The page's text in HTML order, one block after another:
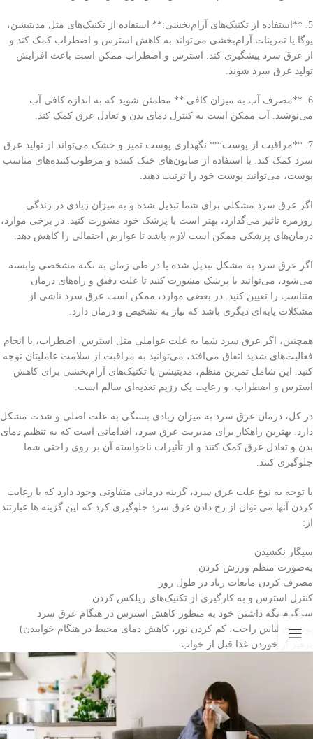
5. **استفاده از تکنیک‌های آرام‌بخشی:** استفاده از تکنیک‌های مثل مدیتیشن،
یوگا یا تمرینات آرام‌بخشی می‌تواند به کاهش استرس و اضطراب کمک کند و
از عرق سرد پیشگیری کند. استرس و اضطراب ممکن است باعث افزایش
تولید عرق سرد شوند.
6. **مصرف آب به میزان کافی:** مطمئن شوید که به اندازه کافی آب
می‌نوشید. آب ممکن است به کنترل دمای بدن و تعادل عرق کمک کند.
7. **مراقبت از پوست:** نگهداری پوست تمیز و خشک می‌تواند از تولید عرق
سرد کمک کند. با استفاده از صابون‌های خنک کننده و مرطوب‌کننده‌های مناسب
پوست، می‌توانید پوست خود را ترتیب دهید.
اگر عرق سرد مشکلی برای شما تبدیل شده و به میزان زیادی در زندگی
روزمره تاثیر می‌گذارد، بهتر است با پزشک خود مشورت کنید. در برخی موارد،
درمان‌های پزشکی ممکن است لازم باشد تا عوارض احتمالی را کاهش دهد.
اگر عرق سرد به مشکل تبدیل شده یا در طی زمان به نکته مشخصی وابسته
می‌شود، می‌توانید با پزشک مشورت کنید تا علت دقیق و راه‌های درمان
متناسب را تعیین کنید. در بعضی موارد، ممکن است عرق سرد ناشی از
مشکلات پایه‌ای دیگری باشد که نیاز به تشخیص و درمان دارد.
همچنین، اگر عرق سرد شما به علت عواملی مثل استرس، اضطراب، یا انجام
فعالیت‌های شدید اتفاق می‌افتد، می‌توانید به مراقبت از سلامت عاملیتان توجه
کنید. این شامل تمرین منظم، مدیتیشن یا تکنیک‌های آرام‌بخشی برای کاهش
استرس و اضطراب، و رعایت یک رژیم تغذیه‌ای سالم است.
در کل، درمان عرق سرد به میزان زیادی بستگی به علت اصلی و شدت مشکل
دارد. بهترین راهکار برای مدیریت عرق سرد، اقداماتی است که به تنظیم دمای
بدن و تعادل عرق کمک کنند و از تأثیرات ناخواسته آن بر روی راحتی شما
جلوگیری کنند.
با توجه به نوع علت عرق سرد، گزینه درمانی متفاوتی وجود دارد که با رعایت
کردن آنها می توان از رخ دادن عرق سرد جلوگیری کرد که این گزینه ها عبارتند
از:
سیگار نکشیدن
به‌صورت منظم ورزش کردن
مصرف کردن مایعات زیاد در طول روز
کنترل استرس و به کارگیری از تکنیک‌های ریلکس کردن
سرگرم نگه داشتن خود به منظور کاهش استرس در هنگام عرق سرد
پوشیدن لباس راحت، کم کردن نور، کاهش دمای محیط در هنگام خوابیدن)
پرهیز از خوردن غذا قبل از خواب